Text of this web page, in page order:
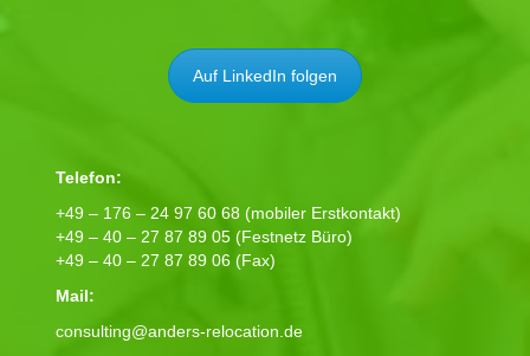
Auf LinkedIn folgen
Telefon:
+49 – 176 – 24 97 60 68 (mobiler Erstkontakt)
+49 – 40 – 27 87 89 05 (Festnetz Büro)
+49 – 40 – 27 87 89 06 (Fax)
Mail:
consulting@anders-relocation.de